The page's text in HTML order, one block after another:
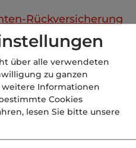
Rückversicherung
über alle verwendeten
zu ganzen
Informationen
Cookies
lesen Sie bitte unsere